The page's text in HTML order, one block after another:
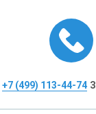
+7 (499) 113-44-74